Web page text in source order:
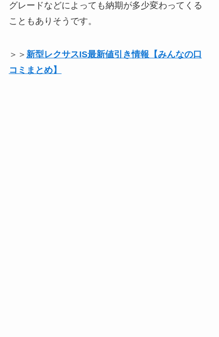
グレードなどによっても納期が多少変わってくる
こともありそうです。
＞＞ 新型レクサスIS最新値引き情報【みんなの口
コミまとめ】